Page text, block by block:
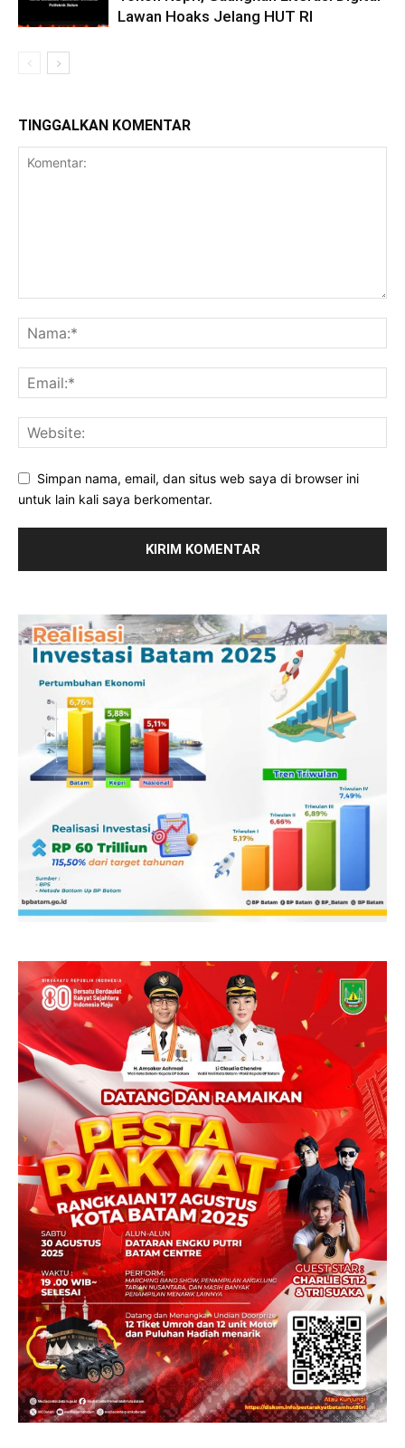
Lawan Hoaks Jelang HUT RI
TINGGALKAN KOMENTAR
Simpan nama, email, dan situs web saya di browser ini
untuk lain kali saya berkomentar.